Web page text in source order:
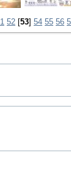
52 [53] 54 55 56